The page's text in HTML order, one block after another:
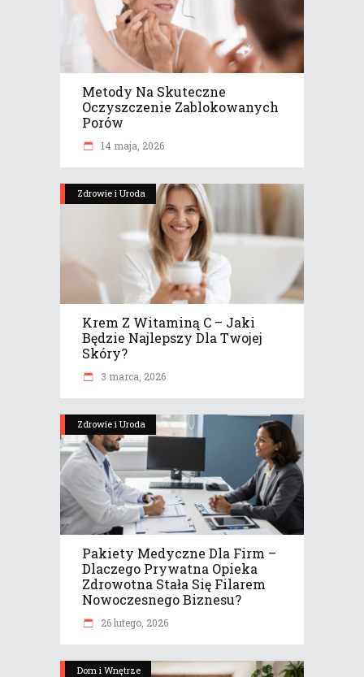
Metody Na Skuteczne
Oczyszczenie Zablokowanych
Porów
14 maja, 2026
Zdrowie i Uroda
Krem Z Witaminą C – Jaki
Będzie Najlepszy Dla Twojej
Skóry?
3 marca, 2026
Zdrowie i Uroda
Pakiety Medyczne Dla Firm –
Dlaczego Prywatna Opieka
Zdrowotna Stała Się Filarem
Nowoczesnego Biznesu?
26 lutego, 2026
Dom i Wnętrze